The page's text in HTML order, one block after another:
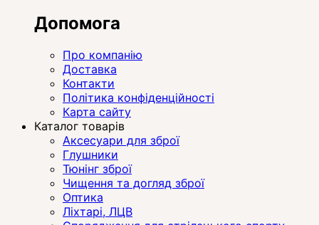
Допомога
Про компанію
Доставка
Контакти
Політика конфіденційності
Карта сайту
Каталог товарів
Аксесуари для зброї
Глушники
Тюнінг зброї
Чищення та догляд зброї
Оптика
Ліхтарі, ЛЦВ